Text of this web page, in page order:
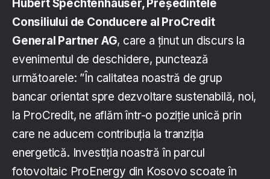
Hubert Spechtenhauser, Președintele
Consiliului de Conducere al ProCredit
General Partner AG, care a ținut un discurs la
evenimentul de deschidere, punctează
următoarele: ”În calitatea noastră de grup
bancar orientat spre dezvoltare sustenabilă, noi,
la ProCredit, ne aflăm într-o poziție unică prin
care ne aducem contribuția la tranziția
energetică. Investiția noastră în parcul
fotovoltaic ProEnergy din Kosovo scoate în